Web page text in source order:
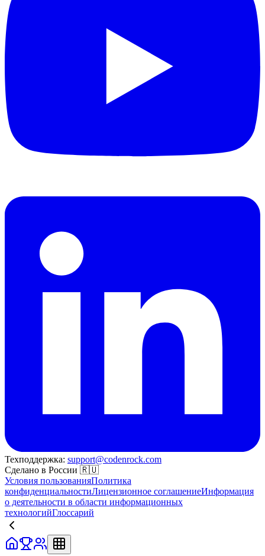
Техподдержка: support@codenrock.com
Сделано в России 🇷🇺
Условия пользованияПолитика
конфиденциальностиЛицензионное соглашениеИнформация
о деятельности в области информационных
технологийГлоссарий